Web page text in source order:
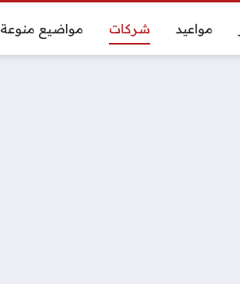
مواعيد شركات مواضيع منوعة